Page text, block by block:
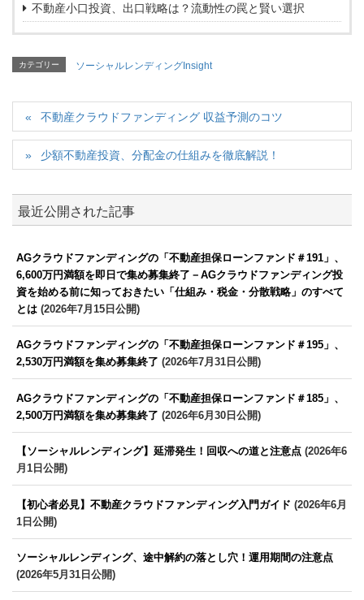
不動産小口投資、出口戦略は？流動性の罠と賢い選択
カテゴリー ソーシャルレンディングInsight
不動産クラウドファンディング 収益予測のコツ
少額不動産投資、分配金の仕組みを徹底解説！
最近公開された記事
AGクラウドファンディングの「不動産担保ローンファンド＃191」、
6,600万円満額を即日で集め募集終了－AGクラウドファンディング投
資を始める前に知っておきたい「仕組み・税金・分散戦略」のすべて
とは (2026年7月15日公開)
AGクラウドファンディングの「不動産担保ローンファンド＃195」、
2,530万円満額を集め募集終了 (2026年7月31日公開)
AGクラウドファンディングの「不動産担保ローンファンド＃185」、
2,500万円満額を集め募集終了 (2026年6月30日公開)
【ソーシャルレンディング】延滞発生！回収への道と注意点 (2026年6
月1日公開)
【初心者必見】不動産クラウドファンディング入門ガイド (2026年6月
1日公開)
ソーシャルレンディング、途中解約の落とし穴！運用期間の注意点
(2026年5月31日公開)